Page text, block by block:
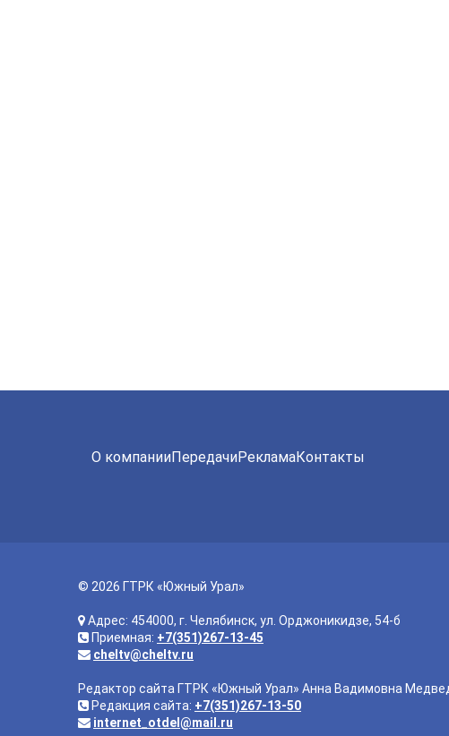
О компанииПередачиРекламаКонтакты
© 2026 ГТРК «Южный Урал»
Адрес: 454000, г. Челябинск, ул. Орджоникидзе, 54-б
Приемная: +7(351)267-13-45
cheltv@cheltv.ru
Редактор сайта ГТРК «Южный Урал» Анна Вадимовна
Редакция сайта: +7(351)267-13-50
internet_otdel@mail.ru